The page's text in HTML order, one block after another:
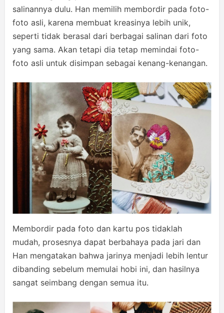
salinannya dulu. Han memilih membordir pada foto-
foto asli, karena membuat kreasinya lebih unik,
seperti tidak berasal dari berbagai salinan dari foto
yang sama. Akan tetapi dia tetap memindai foto-
foto asli untuk disimpan sebagai kenang-kenangan.
Membordir pada foto dan kartu pos tidaklah
mudah, prosesnya dapat berbahaya pada jari dan
Han mengatakan bahwa jarinya menjadi lebih lentur
dibanding sebelum memulai hobi ini, dan hasilnya
sangat seimbang dengan semua itu.